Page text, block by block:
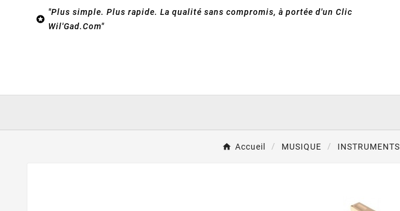

"Plus simple. Plus rapide. La qualité sans compromis, à portée d'un Clic
Wil'Gad.Com"
Accueil MUSIQUE INSTRUMENTS